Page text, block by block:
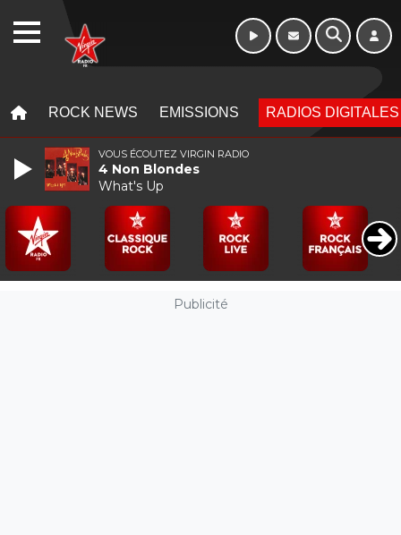
ROCK NEWS EMISSIONS RADIOS DIGITALES
Publicité
VOUS ÉCOUTEZ VIRGIN RADIO
4 Non Blondes
What's Up
WEBRADIO